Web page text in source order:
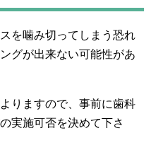
を噛み切ってしまう恐れ
グが出来ない可能性があ
りますので、事前に歯科
実施可否を決めて下さ